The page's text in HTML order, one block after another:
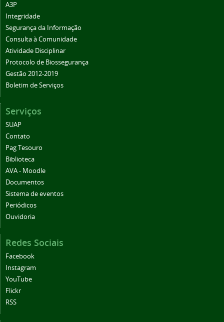
A3P
Integridade
Segurança da Informação
Consulta à Comunidade
Atividade Disciplinar
Protocolo de Biossegurança
Gestão 2012-2019
Boletim de Serviços
Serviços
SUAP
Contato
Pag Tesouro
Biblioteca
AVA - Moodle
Documentos
Sistema de eventos
Periódicos
Ouvidoria
Redes Sociais
Facebook
Instagram
YouTube
Flickr
RSS